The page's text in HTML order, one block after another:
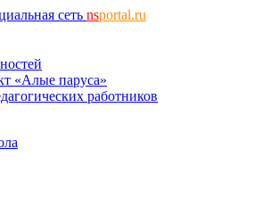
сеть nsportal.ru
«Алые паруса»
работников